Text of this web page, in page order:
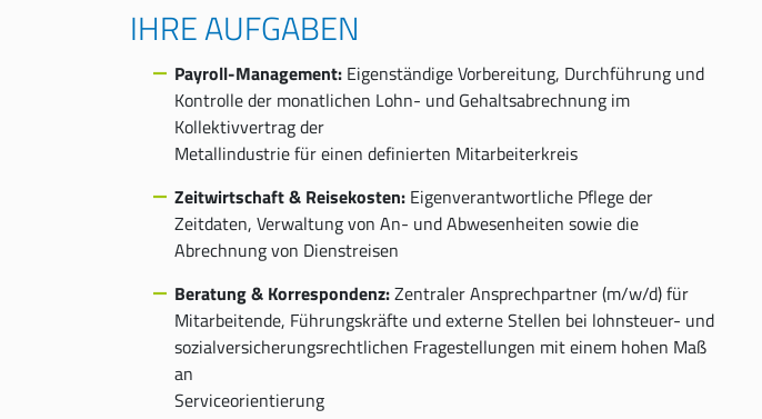
IHRE AUFGABEN
Payroll-Management: Eigenständige Vorbereitung, Durchführung und
Kontrolle der monatlichen Lohn- und Gehaltsabrechnung im
Kollektivvertrag der
Metallindustrie für einen definierten Mitarbeiterkreis
Zeitwirtschaft & Reisekosten: Eigenverantwortliche Pflege der
Zeitdaten, Verwaltung von An- und Abwesenheiten sowie die
Abrechnung von Dienstreisen
Beratung & Korrespondenz:Zentraler Ansprechpartner (m/w/d) für
Mitarbeitende, Führungskräfte und externe Stellen bei lohnsteuer- und
sozialversicherungsrechtlichen Fragestellungen mit einem hohen Maß
an
Serviceorientierung